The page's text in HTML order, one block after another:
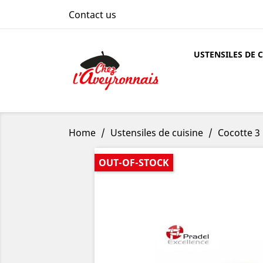
Contact us
USTENSILES DE
Home Ustensiles de cuisine Cocotte 3
OUT-OF-STOCK